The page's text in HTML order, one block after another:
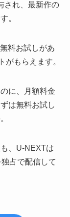
され、最新作の
。
料お試しがあ
がもらえます。
に、月額料金
は無料お試し
、U-NEXTは
占で配信して